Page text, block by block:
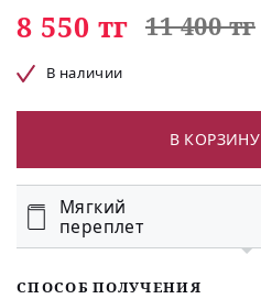
8 550 тг 11 400 тг
В наличии
В КОРЗИНУ
Мягкий
переплет
СПОСОБ ПОЛУЧЕНИЯ